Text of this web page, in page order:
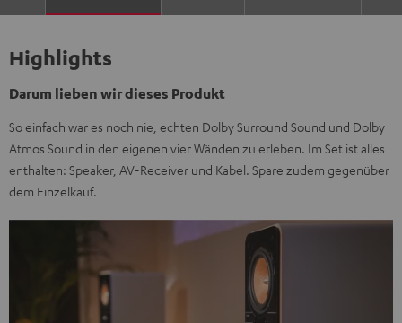
Highlights
Darum lieben wir dieses Produkt
So einfach war es noch nie, echten Dolby Surround Sound und Dolby
Atmos Sound in den eigenen vier Wänden zu erleben. Im Set ist alles
enthalten: Speaker, AV-Receiver und Kabel. Spare zudem gegenüber
dem Einzelkauf.